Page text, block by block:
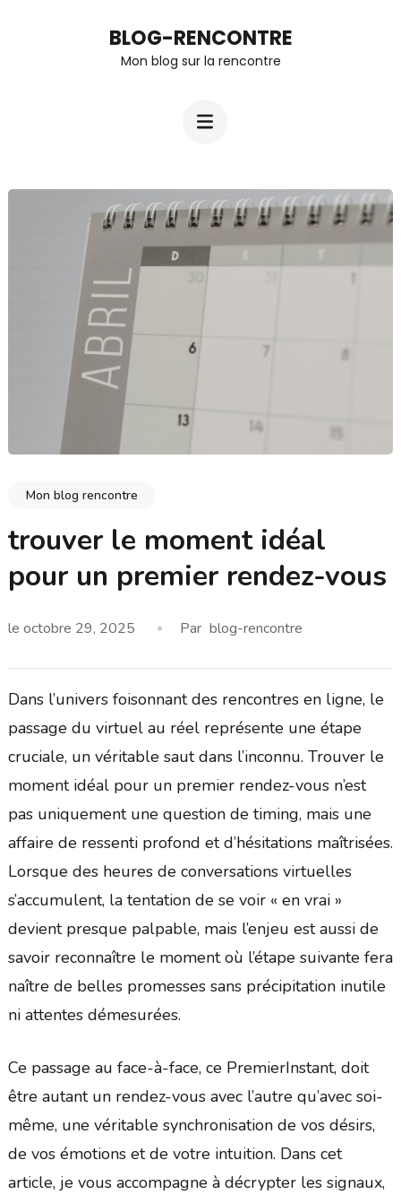
BLOG-RENCONTRE
Mon blog sur la rencontre
Mon blog rencontre
trouver le moment idéal
pour un premier rendez-vous
le octobre 29, 2025 Par blog-rencontre
Dans l’univers foisonnant des rencontres en ligne, le
passage du virtuel au réel représente une étape
cruciale, un véritable saut dans l’inconnu. Trouver le
moment idéal pour un premier rendez-vous n’est
pas uniquement une question de timing, mais une
affaire de ressenti profond et d’hésitations maîtrisées.
Lorsque des heures de conversations virtuelles
s’accumulent, la tentation de se voir « en vrai »
devient presque palpable, mais l’enjeu est aussi de
savoir reconnaître le moment où l’étape suivante fera
naître de belles promesses sans précipitation inutile
ni attentes démesurées.
Ce passage au face-à-face, ce PremierInstant, doit
être autant un rendez-vous avec l’autre qu’avec soi-
même, une véritable synchronisation de vos désirs,
de vos émotions et de votre intuition. Dans cet
article, je vous accompagne à décrypter les signaux,